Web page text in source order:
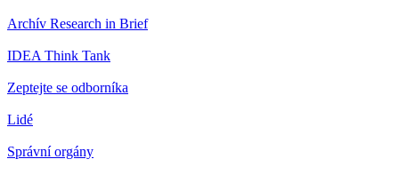
Archív Research in Brief
IDEA Think Tank
Zeptejte se odborníka
Lidé
Správní orgány